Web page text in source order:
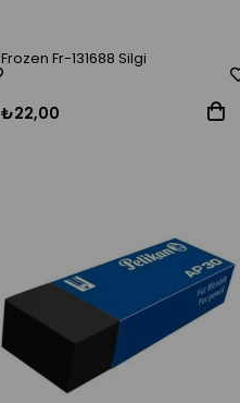
Frozen Fr-131688 Silgi
₺22,00